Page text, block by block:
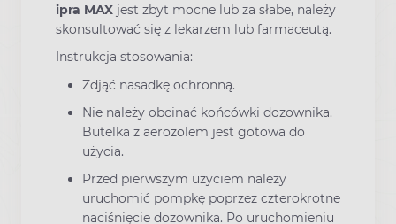
ipra MAX jest zbyt mocne lub za słabe, należy
skonsultować się z lekarzem lub farmaceutą.
Instrukcja stosowania:
Zdjąć nasadkę ochronną.
Nie należy obcinać końcówki dozownika.
Butelka z aerozolem jest gotowa do
użycia.
Przed pierwszym użyciem należy
uruchomić pompkę poprzez czterokrotne
naciśnięcie dozownika. Po uruchomieniu